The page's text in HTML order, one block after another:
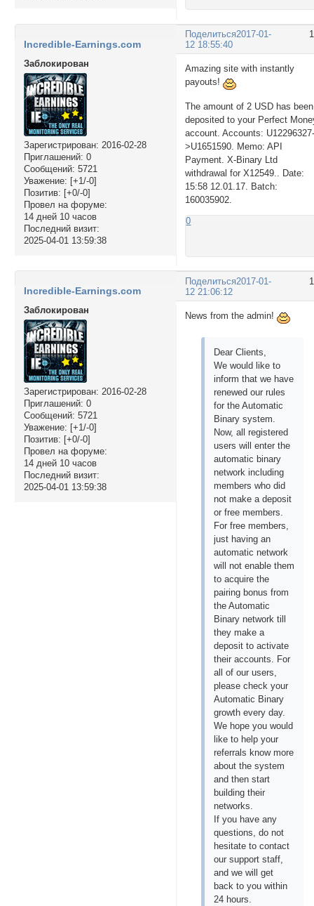
Поделиться2017-01-
12 18:55:40
Incredible-Earnings.com
Заблокирован
Зарегистрирован: 2016-02-28
Приглашений: 0
Сообщений: 5721
Уважение: [+1/-0]
Позитив: [+0/-0]
Провел на форуме:
14 дней 10 часов
Последний визит:
2025-04-01 13:59:38
Amazing site with instantly
payouts!
The amount of 2 USD has been
deposited to your Perfect
account. Accounts:
>U1651590. Memo: API
Payment. X-Binary Ltd
withdrawal for X12549.. Date:
15:58 12.01.17. Batch:
160035902.
0
Поделиться2017-01-
12 21:06:12
Incredible-Earnings.com
Заблокирован
Зарегистрирован: 2016-02-28
Приглашений: 0
Сообщений: 5721
Уважение: [+1/-0]
Позитив: [+0/-0]
Провел на форуме:
14 дней 10 часов
Последний визит:
2025-04-01 13:59:38
News from the admin!
Dear Clients,
We would like to
inform that we have
renewed our rules
for the Automatic
Binary system.
Now, all registered
users will enter the
automatic binary
network including
members who did
not make a deposit
or free members.
For free members,
just having an
automatic network
will not enable them
to acquire the
pairing bonus from
the Automatic
Binary network till
they make a
deposit to activate
their accounts. For
all of our users,
please check your
Automatic Binary
growth every day.
We hope you would
like to help your
referrals know more
about the system
and then start
building their
networks.
If you have any
questions, do not
hesitate to contact
our support staff,
and we will get
back to you within
24 hours.